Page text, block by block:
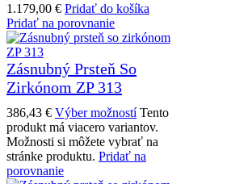
1.179,00 € Pridať do košíka
Pridať na porovnanie
Zásnubný Prsteň So
Zirkónom ZP 313
386,43 € Výber možností Tento
produkt má viacero variantov.
Možnosti si môžete vybrať na
stránke produktu. Pridať na
porovnanie